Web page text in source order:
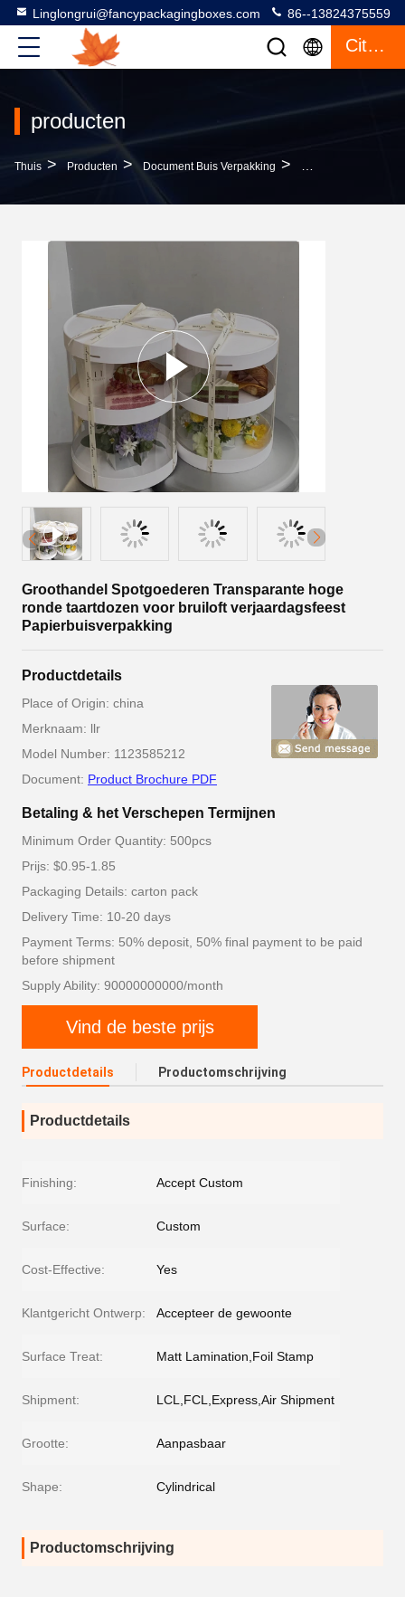
Linglongrui@fancypackagingboxes.com 86--13824375559
Citaat
producten
Thuis > Producten > Document Buis Verpakking > Groothandel
Groothandel Spotgoederen Transparante hoge
ronde taartdozen voor bruiloft verjaardagsfeest
Papierbuisverpakking
Productdetails
Place of Origin: china
Merknaam: llr
Model Number: 1123585212
Document: Product Brochure PDF
Betaling & het Verschepen Termijnen
Minimum Order Quantity: 500pcs
Prijs: $0.95-1.85
Packaging Details: carton pack
Delivery Time: 10-20 days
Payment Terms: 50% deposit, 50% final payment to be paid
before shipment
Supply Ability: 90000000000/month
Vind de beste prijs
Productdetails Productomschrijving
Productdetails
Finishing: Accept Custom
Surface: Custom
Cost-Effective: Yes
Klantgericht Ontwerp: Accepteer de gewoonte
Surface Treat: Matt Lamination,Foil Stamp
Shipment: LCL,FCL,Express,Air Shipment
Grootte: Aanpasbaar
Shape: Cylindrical
Productomschrijving